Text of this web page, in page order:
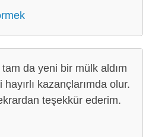
da yeni bir mülk aldım
kazançlarımda olur.
teşekkür ederim.